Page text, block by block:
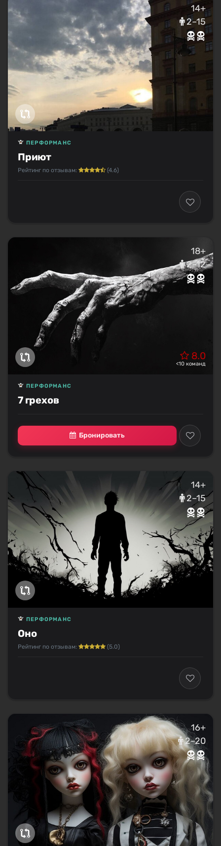
14+
2–15
Приют
ПЕРФОРМАНС
Рейтинг по отзывам: (4.6)
18+
2–12
8.0
<10 команд
7 грехов
ПЕРФОРМАНС
Бронировать
14+
2–15
Оно
ПЕРФОРМАНС
Рейтинг по отзывам: (5.0)
16+
2–20